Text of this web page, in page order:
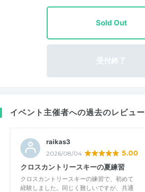
Sold Out
受付終了
イベント主催者への過去のレビュー
raikas3
2026/08/04 5.00
クロスカントリースキーの夏練習
クロスカントリースキーの練習で、初めて
経験しました。同じく難しいですが、共通